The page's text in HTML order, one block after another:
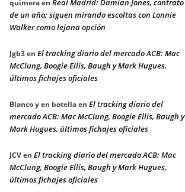
quimeraen Real Madrid: Damian Jones, contrato
de un año; siguen mirando escoltas con Lonnie
Walker como lejana opción
Jgb3en El tracking diario del mercado ACB: Mac
McClung, Boogie Ellis, Baugh y Mark Hugues,
últimos fichajes oficiales
Blanco y en botellaen El tracking diario del
mercado ACB: Mac McClung, Boogie Ellis, Baugh y
Mark Hugues, últimos fichajes oficiales
JCVen El tracking diario del mercado ACB: Mac
McClung, Boogie Ellis, Baugh y Mark Hugues,
últimos fichajes oficiales